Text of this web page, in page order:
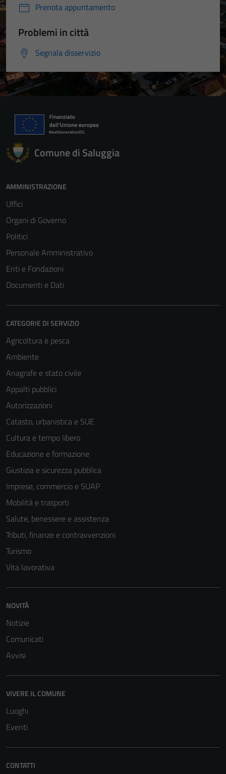
Prenota appuntamento
Problemi in città
Segnala disservizio
Comune di Saluggia
AMMINISTRAZIONE
Uffici
Organi di Governo
Politici
Personale Amministrativo
Enti e Fondazioni
Documenti e Dati
CATEGORIE DI SERVIZIO
Agricoltura e pesca
Ambiente
Anagrafe e stato civile
Appalti pubblici
Autorizzazioni
Catasto, urbanistica e SUE
Cultura e tempo libero
Educazione e formazione
Giustizia e sicurezza pubblica
Imprese, commercio e SUAP
Mobilità e trasporti
Salute, benessere e assistenza
Tributi, finanze e contravvenzioni
Turismo
Vita lavorativa
NOVITÀ
Notizie
Comunicati
Avvisi
VIVERE IL COMUNE
Luoghi
Eventi
CONTATTI